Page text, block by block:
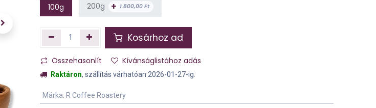
100g
200g + 1.800,00Ft
Kosárhoz ad
Összehasonlít Kívánságlistához adás
Raktáron, szállítás várhatóan 2026-01-27-ig.
Márka: R Coffee Roastery